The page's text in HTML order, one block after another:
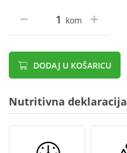
kom
DODAJ U KOŠARICU
Nutritivna deklaracija